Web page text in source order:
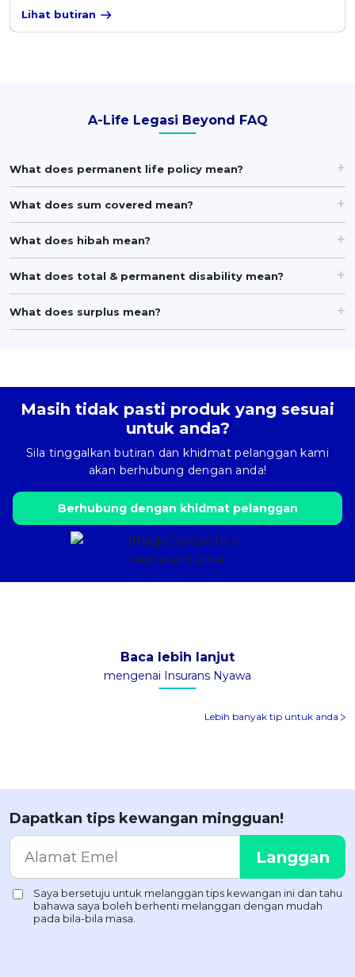
Lihat butiran
A-Life Legasi Beyond FAQ
What does permanent life policy mean?
What does sum covered mean?
What does hibah mean?
What does total & permanent disability mean?
What does surplus mean?
Masih tidak pasti produk yang sesuai
untuk anda?
Sila tinggalkan butiran dan khidmat pelanggan kami
akan berhubung dengan anda!
Berhubung dengan khidmat pelanggan
Baca lebih lanjut
mengenai Insurans Nyawa
Lebih banyak tip untuk anda
Dapatkan tips kewangan mingguan!